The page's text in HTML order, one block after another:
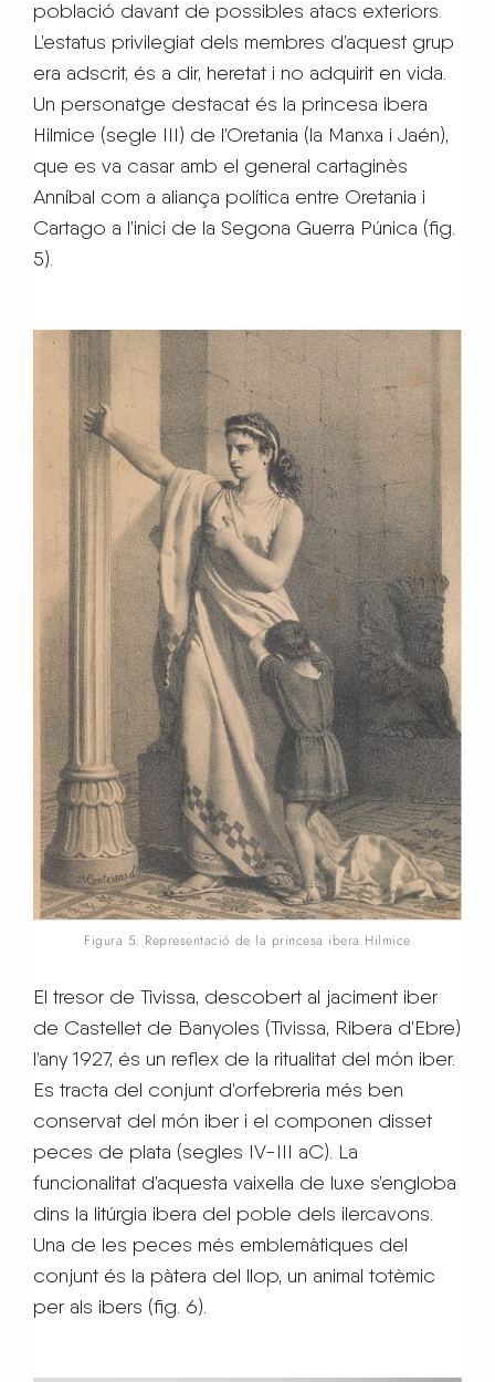
població davant de possibles atacs exteriors.
L’estatus privilegiat dels membres d’aquest grup
era adscrit, és a dir, heretat i no adquirit en vida.
Un personatge destacat és la princesa ibera
Hilmice (segle III) de l’Oretania (la Manxa i Jaén),
que es va casar amb el general cartaginès
Anníbal com a aliança política entre Oretania i
Cartago a l’inici de la Segona Guerra Púnica (fig.
5).
Figura 5. Representació de la princesa ibera Hilmice
El tresor de Tivissa, descobert al jaciment iber
de Castellet de Banyoles (Tivissa, Ribera d’Ebre)
l’any 1927, és un reflex de la ritualitat del món iber.
Es tracta del conjunt d’orfebreria més ben
conservat del món iber i el componen disset
peces de plata (segles IV-III aC). La
funcionalitat d’aquesta vaixella de luxe s’engloba
dins la litúrgia ibera del poble dels ilercavons.
Una de les peces més emblemàtiques del
conjunt és la pàtera del llop, un animal totèmic
per als ibers (fig. 6).